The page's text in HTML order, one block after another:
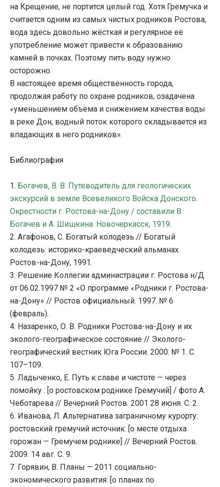
на Крещение, не портится целый год. Хотя Гремучка и
считается одним из самых чистых родников Ростова,
вода здесь довольно жёсткая и регулярное её
употребление может привести к образованию
камней в почках. Поэтому пить воду нужно
осторожно.
В настоящее время общественность города,
продолжая работу по охране родников, озадачена
«уменьшением объёма и снижением качества воды
в реке Дон, водный поток которого складывается из
впадающих в него родников».
Библиография
1. Богачев, В. В. Путеводитель для геологических
экскурсий в земле Всевеликого Войска Донского.
Окрестности г. Ростова-на-Дону / составили В.
Богачев и А. Шишкина. Новочеркасск, 1919.
2. Агафонов, С. Богатый колодезь // Богатый
колодезь: историко-краеведческий альманах.
Ростов-на-Дону, 1991.
3. Решение Коллегии администрации г. Ростова н/Д
от 06.02.1997 № 2 «О программе «Родники г. Ростова-
на-Дону» // Ростов официальный. 1997. № 6
(февраль).
4. Назаренко, О. В. Родники Ростова-на-Дону и их
эколого-географическое состояние // Эколого-
географический вестник Юга России. 2000. № 1. С.
107–109.
5. Ладыченко, Е. Путь к славе и чистоте — через
помойку : [о ростовском роднике Гремучий] / фото А.
Чеботарева // Вечерний Ростов. 2001 28 июня. С. 2.
6. Иванова, Л. Альтернатива заграничному курорту:
ростовский гремучий источник: [о месте отдыха
горожан — Гремучем роднике] // Вечерний Ростов.
2009. 14 авг. С. 9.
7. Горявин, В. Планы — 2011 социально-
экономического развития: [о планах по